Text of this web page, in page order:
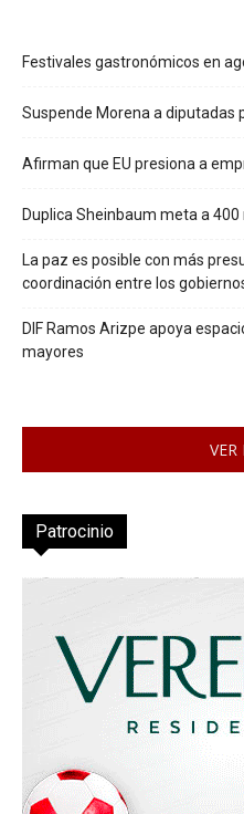
Festivales gastronómicos en
Suspende Morena a diputadas
Afirman que EU presiona a
Duplica Sheinbaum meta a
La paz es posible con más
coordinación entre los
DIF Ramos Arizpe apoya
mayores
VER
Patrocinio